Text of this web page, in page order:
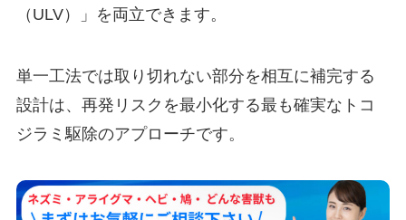
（ULV）」を両立できます。
単一工法では取り切れない部分を相互に補完する
設計は、再発リスクを最小化する最も確実なトコ
ジラミ駆除のアプローチです。